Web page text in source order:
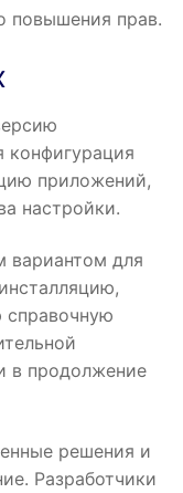
повышения прав.
приложений,
настройки.
вариантом для
в продолжение
решения и
Разработчики